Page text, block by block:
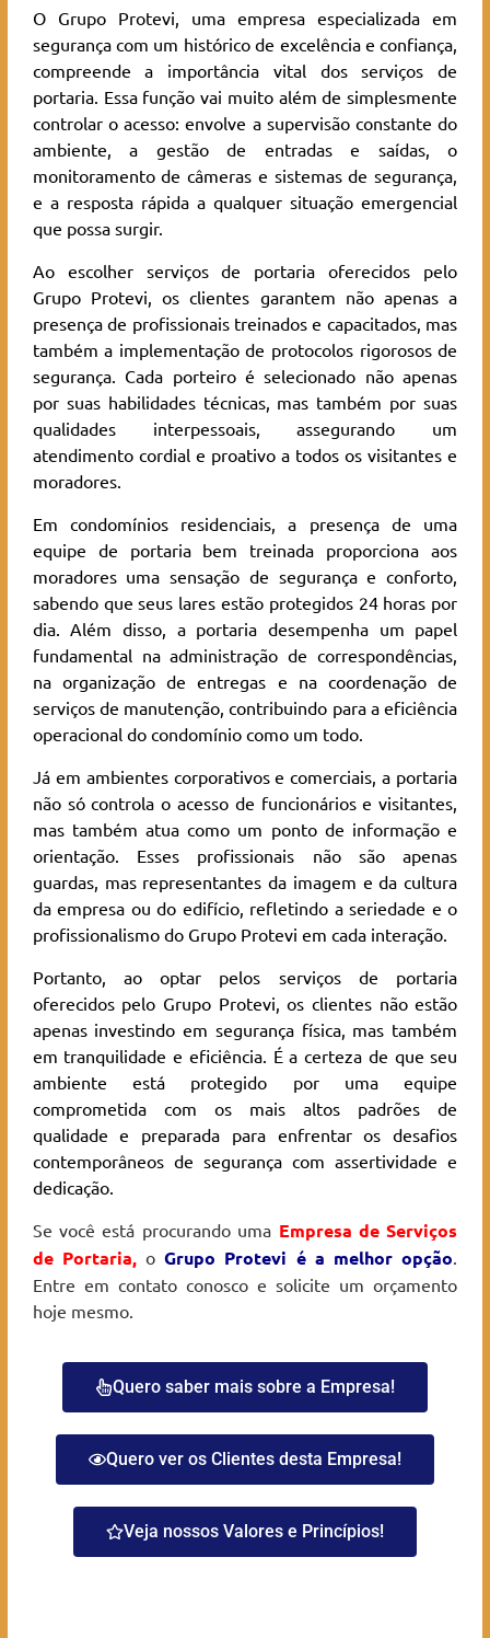
O Grupo Protevi, uma empresa especializada em
segurança com um histórico de excelência e confiança,
compreende a importância vital dos serviços de
portaria. Essa função vai muito além de simplesmente
controlar o acesso: envolve a supervisão constante do
ambiente, a gestão de entradas e saídas, o
monitoramento de câmeras e sistemas de segurança,
e a resposta rápida a qualquer situação emergencial
que possa surgir.
Ao escolher serviços de portaria oferecidos pelo
Grupo Protevi, os clientes garantem não apenas a
presença de profissionais treinados e capacitados, mas
também a implementação de protocolos rigorosos de
segurança. Cada porteiro é selecionado não apenas
por suas habilidades técnicas, mas também por suas
qualidades interpessoais, assegurando um
atendimento cordial e proativo a todos os visitantes e
moradores.
Em condomínios residenciais, a presença de uma
equipe de portaria bem treinada proporciona aos
moradores uma sensação de segurança e conforto,
sabendo que seus lares estão protegidos 24 horas por
dia. Além disso, a portaria desempenha um papel
fundamental na administração de correspondências,
na organização de entregas e na coordenação de
serviços de manutenção, contribuindo para a eficiência
operacional do condomínio como um todo.
Já em ambientes corporativos e comerciais, a portaria
não só controla o acesso de funcionários e visitantes,
mas também atua como um ponto de informação e
orientação. Esses profissionais não são apenas
guardas, mas representantes da imagem e da cultura
da empresa ou do edifício, refletindo a seriedade e o
profissionalismo do Grupo Protevi em cada interação.
Portanto, ao optar pelos serviços de portaria
oferecidos pelo Grupo Protevi, os clientes não estão
apenas investindo em segurança física, mas também
em tranquilidade e eficiência. É a certeza de que seu
ambiente está protegido por uma equipe
comprometida com os mais altos padrões de
qualidade e preparada para enfrentar os desafios
contemporâneos de segurança com assertividade e
dedicação.
Se você está procurando uma Empresa de Serviços
de Portaria,oGrupo Protevi é a melhor opção.
Entre em contato conosco e solicite um orçamento
hoje mesmo.
Quero saber mais sobre a Empresa!
Quero ver os Clientes desta Empresa!
Veja nossos Valores e Princípios!